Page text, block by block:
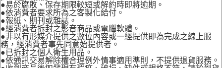
●易於腐敗、保存期限較短或解約時即將逾期。
●依消費者要求所為之客製化給付。
●報紙、期刊或雜誌。
●經消費者拆封之影音商品或電腦軟體。
●非以有形媒介提供之數位內容或一經提供即為完成之線上服
務，經消費者事先同意始提供者。
●已拆封之個人衛生用品。
●依通訊交易解除權合理例外情事適用準則，不提供退貨服務。